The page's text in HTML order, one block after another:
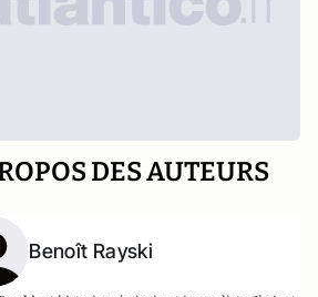
DES AUTEURS
Benoît Rayski